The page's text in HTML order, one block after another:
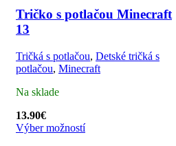
Tričko s potlačou Minecraft
13
Tričká s potlačou, Detské tričká s
potlačou, Minecraft
Na sklade
13.90€
Výber možností